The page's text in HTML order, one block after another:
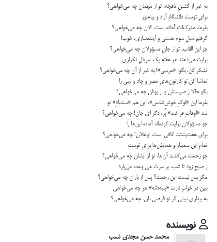
به غير از گشتنِ تاقچه، تو از مهمان چه مي‌خواهي؟
برايِ توست دانشگاهِ آزاد و پيام‌نور
بفرما، مدرك‌ات آماده است، الان چه مي‌خواهي؟
گرفتم نسلِ سوم هستي و آينده‌سازي، خوب!
جز اين القاب، تو از جانِ مسؤولان چه مي‌خواهي؟
برايت مي‌دهند هر هفته يك سريالِ تكراري
تشكر كن، بگو: «مرسي»! به غير از آن چه مي‌خواهي؟
تماشا كن تو كارتون‌هايِ مصر و چاد و ليبي را
بگو حالا ز صربستان و از يونان چه مي‌خواهي؟
بفرما اين «لوكِ خوش‌شانس»، اين هم «سندبادِ» تو
شد «اوقاتِ فراغت» پُر، دگر اي جان! چه مي‌خواهي؟
چو مسؤولان برايت كرده‌اند آماده اين‌ها را
براي هفت‌پشتت كافي است، اوغلان! چه مي‌خواهي؟
تمامِ اين سمينار و همايش‌ها برايِ توست
چو زحمت مي‌كشند آن‌ها، تو از ايشان چه مي‌خواهي؟
ز صبحِ زود تا شب، بر سرت هي وعده مي‌بارد
مگر بس نيست اين رحمت؟ پس از باران چه مي‌خواهي؟
ببين در خوابِ نازت «پنبه‌دانه» هر چه مي‌خواهي
به بيداري نبيني گر تو قرصي نان، چه مي‌خواهي؟
نویسنده
محمد حسن مجدی نسب